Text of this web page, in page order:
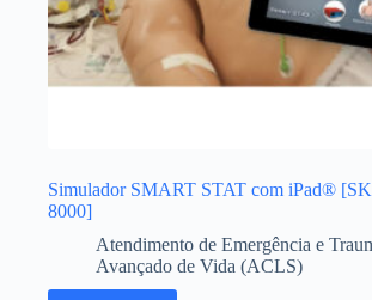
Simulador SMART STAT com iPad®
8000]
Atendimento de Emergência e
Avançado de Vida (ACLS)